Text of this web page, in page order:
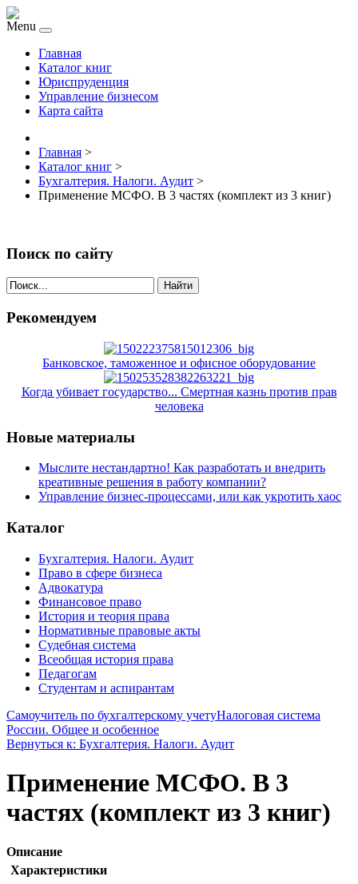
Menu
Главная
Каталог книг
Юриспруденция
Управление бизнесом
Карта сайта
Главная >
Каталог книг >
Бухгалтерия. Налоги. Аудит >
Применение МСФО. В 3 частях (комплект из 3 книг)
Поиск по сайту
Найти
Рекомендуем
Банковское, таможенное и офисное оборудование
Когда убивает государство... Смертная казнь против прав
человека
Новые материалы
Мыслите нестандартно! Как разработать и внедрить
креативные решения в работу компании?
Управление бизнес-процессами, или как укротить хаос
Каталог
Бухгалтерия. Налоги. Аудит
Право в сфере бизнеса
Адвокатура
Финансовое право
История и теория права
Нормативные правовые акты
Судебная система
Всеобщая история права
Педагогам
Студентам и аспирантам
Самоучитель по бухгалтерскому учетуНалоговая система
России. Общее и особенное
Вернуться к: Бухгалтерия. Налоги. Аудит
Применение МСФО. В 3
частях (комплект из 3 книг)
Описание
Характеристики